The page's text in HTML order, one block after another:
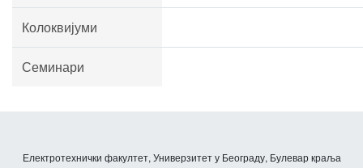
Колоквијуми
Семинари
Електротехнички факултет, Универзитет у Београду, Булевар краља